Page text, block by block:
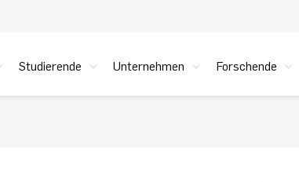
Studierende Unternehmen Forschende